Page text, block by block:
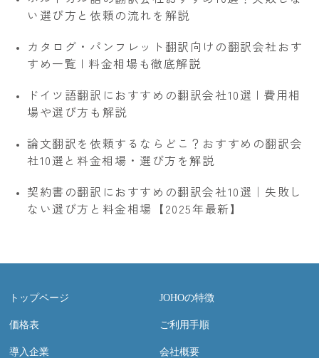
い選び方と依頼の流れを解説
カタログ・パンフレット翻訳向けの翻訳会社おす
すめ一覧 | 料金相場も徹底解説
ドイツ語翻訳におすすめの翻訳会社10選 | 費用相
場や選び方も解説
論文翻訳を依頼するならどこ？おすすめの翻訳会
社10選と料金相場・選び方を解説
契約書の翻訳におすすめの翻訳会社10選｜失敗し
ない選び方と料金相場【2025年最新】
トップページ JOHOの特徴
価格表 ご利用手順
導入企業 会社概要